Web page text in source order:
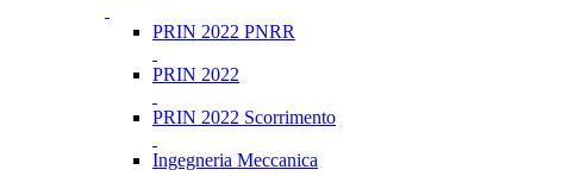
PRIN 2022 PNRR
PRIN 2022
PRIN 2022 Scorrimento
Ingegneria Meccanica